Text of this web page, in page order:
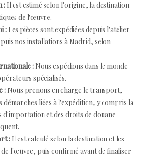
: Il est estimé selon l'origine, la destination
de l'œuvre.
: Les pièces sont expédiées depuis l'atelier
nos installations à Madrid, selon
: Nous expédions dans le monde
spécialisés.
: Nous prenons en charge le transport,
démarches liées à l'expédition, y compris la
d'importation et des droits de douane
: Il est calculé selon la destination et les
l'œuvre, puis confirmé avant de finaliser